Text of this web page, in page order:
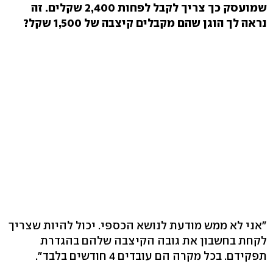
שמועסק כך צריך לקבל לפחות 2,400 שקלים. זה
נראה לך הוגן שהם מקבלים קיצבה של 1,500 שקל?
"אני לא ממש מודעת לנושא הכספי. יכול להיות שצריך
לקחת בחשבון את גובה הקיצבה שלהם בהגדרת
תפקידם. בכל מקרה הם עובדים 4 חודשים בלבד".